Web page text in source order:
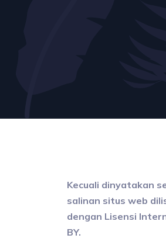
Kecuali dinyatakan
salinan situs web
dengan Lisensi
BY.